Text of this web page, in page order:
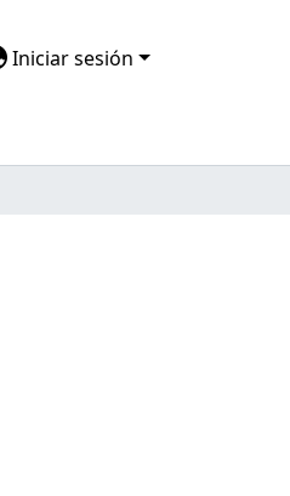
Iniciar sesión